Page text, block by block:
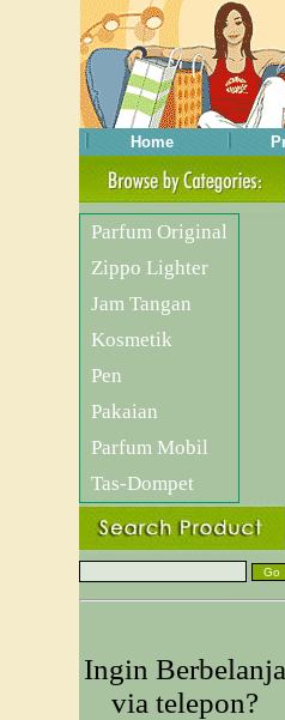
Home
Parfum Original
Zippo Lighter
Jam Tangan
Kosmetik
Pen
Pakaian
Parfum Mobil
Tas-Dompet
Ingin Berbelanja
via telepon?